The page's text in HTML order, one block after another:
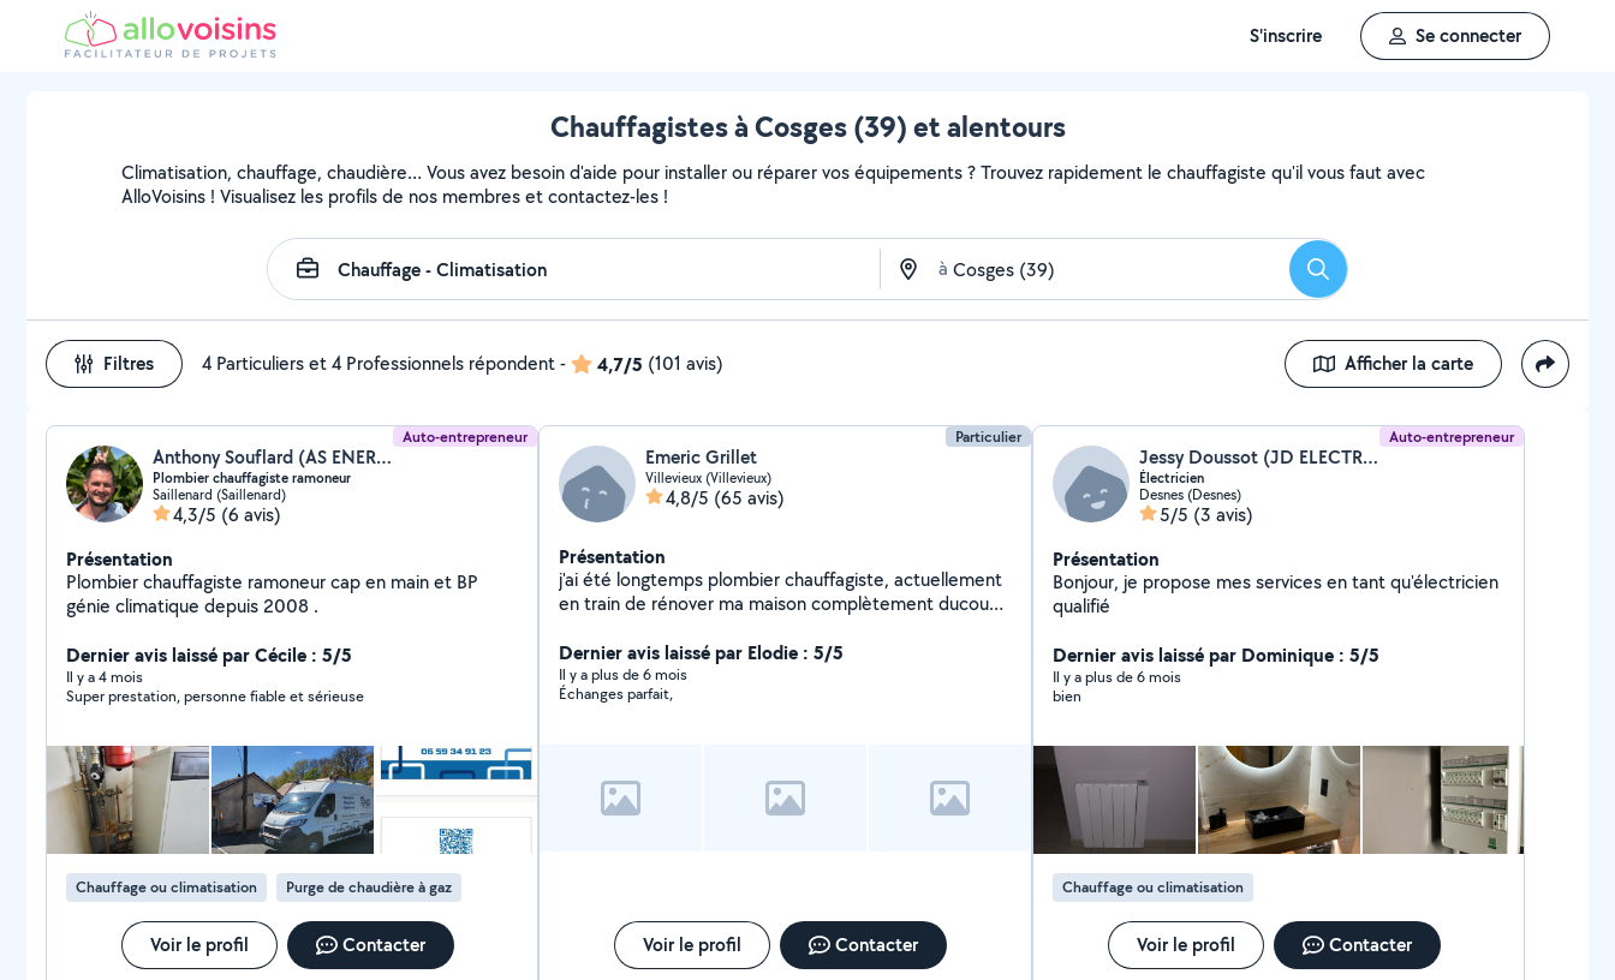
S'inscrire Se connecter
Chauffagistes à Cosges (39) et alentours
Climatisation, chauffage, chaudière… Vous avez besoin d'aide pour installer ou réparer vos équipements ? Trouvez rapidement le chauffagiste qu'il vous faut avec
AlloVoisins ! Visualisez les profils de nos membres et contactez-les !
à Rechercher
Filtres 4 Particuliers et 4 Professionnels répondent- 4,7/5 (101 avis) Afficher la carte
Auto-entrepreneur
Anthony Souflard (AS ENERGIE 71)
Plombier chauffagiste ramoneur
Saillenard (Saillenard)
4,3/5 (6 avis)
Présentation
Plombier chauffagiste ramoneur cap en main et BP
génie climatique depuis 2008 .
Dernier avis laissé par Cécile : 5/5
Il y a 4 mois
Super prestation, personne fiable et sérieuse
Chauffage ou climatisation Purge de chaudière à gaz
Voir le profil Contacter
Particulier
Emeric Grillet
Villevieux (Villevieux)
4,8/5 (65 avis)
Présentation
j'ai été longtemps plombier chauffagiste, actuellement
en train de rénover ma maison complètement ducoup
Dernier avis laissé par Elodie : 5/5
Il y a plus de 6 mois
Échanges parfait,
Voir le profil Contacter
Auto-entrepreneur
Jessy Doussot (JD ELECTRICITE)
Électricien
Desnes (Desnes)
5/5 (3 avis)
Présentation
Bonjour, je propose mes services en tant qu'électricien
qualifié
Dernier avis laissé par Dominique : 5/5
Il y a plus de 6 mois
bien
Chauffage ou climatisation
Voir le profil Contacter